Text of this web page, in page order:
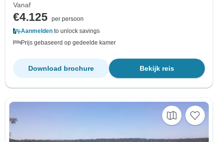
Vanaf
€4.125 per persoon
Aanmelden to unlock savings
Prijs gebaseerd op gedeelde kamer
Bekijk reis
Download brochure